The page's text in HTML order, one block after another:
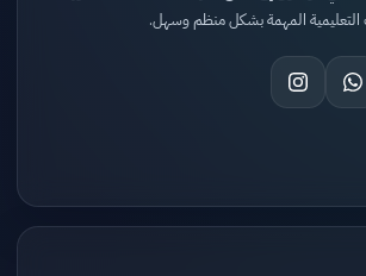
التعليمية المهمة بشكل منظم وسهل.